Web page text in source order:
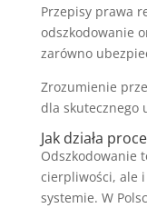
Przepisy prawa
odszkodowanie
zarówno
Zrozumienie
dla skutecznego
Jak działa
Odszkodowanie
cierpliwości, ale
systemie. W